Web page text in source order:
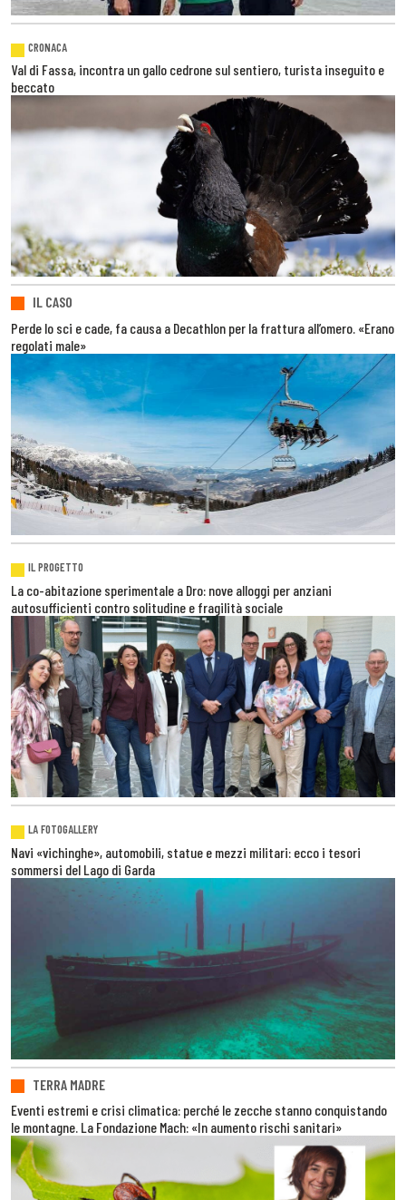
CRONACA
Val di Fassa, incontra un gallo cedrone sul sentiero, turista inseguito e
beccato
IL CASO
Perde lo sci e cade, fa causa a Decathlon per la frattura all’omero. «Erano
regolati male»
IL PROGETTO
La co-abitazione sperimentale a Dro: nove alloggi per anziani
autosufficienti contro solitudine e fragilità sociale
LA FOTOGALLERY
Navi «vichinghe», automobili, statue e mezzi militari: ecco i tesori
sommersi del Lago di Garda
TERRA MADRE
Eventi estremi e crisi climatica: perché le zecche stanno conquistando
le montagne. La Fondazione Mach: «In aumento rischi sanitari»